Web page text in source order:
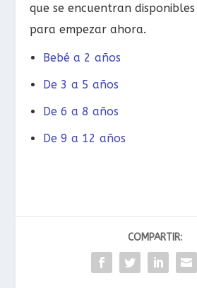
que se encuentran
para empezar ahora.
Bebé a 2 años
De 3 a 5 años
De 6 a 8 años
De 9 a 12 años
COMPARTIR: